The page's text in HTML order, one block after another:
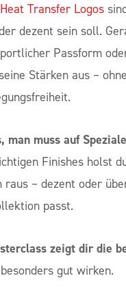
Transfer Logos
dezent sein soll.
Passform
Stärken aus –
man muss auf
Finishes holst
raus – dezent oder
passt.
zeigt dir die
gut wirken.